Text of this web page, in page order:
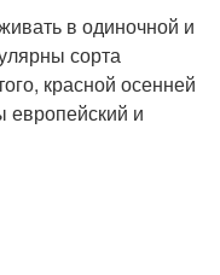
в одиночной и
сорта
красной осенней
европейский и